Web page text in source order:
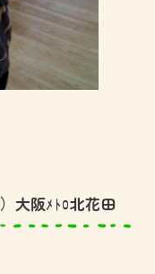
大阪ﾒﾄﾛ北花田